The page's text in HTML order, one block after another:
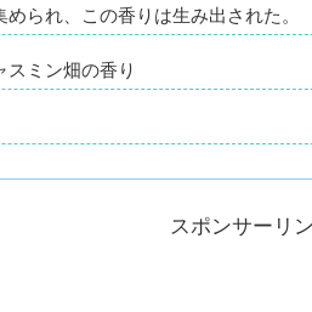
られ、この香りは生み出された。
スミン畑の香り
スポンサーリ